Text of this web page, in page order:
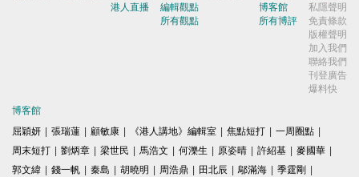
港人直播
編輯觀點
所有觀點
博客館
所有博評
私隱聲明
免責條款
版權聲明
加入我們
聯絡我們
刊登廣告
爆料快
博客館
屈穎妍
張瑞蓮 顧敏康 《港人講地》編輯室 焦點短打 一周圈點
周末短打
劉炳章 梁世民 馬浩文 何濼生 原姿晴 許紹基 麥國華
郭文緯
錢一帆 秦島 胡曉明 周浩鼎 田北辰 鄔滿海 季霆剛